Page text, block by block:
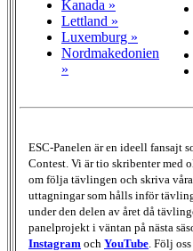
Kanada »
Lettland »
Luxemburg »
Nordmakedonien
»
ESC-Panelen är en ideell fansajt
Contest. Vi är tio skribenter med
om följa tävlingen och skriva
uttagningar som hålls inför
under den delen av året då
panelprojekt i väntan på nästa
Instagram och YouTube . Följ